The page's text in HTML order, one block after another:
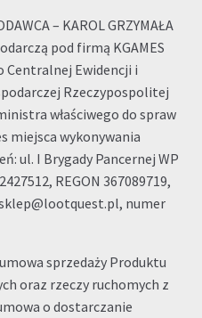
– KAROL GRZYMAŁA
pod firmą KGAMES
Centralnej Ewidencji i
Rzeczypospolitej
właściwego do spraw
miejsca wykonywania
ul. I Brygady Pancernej WP
REGON 367089719,
numer
umowa sprzedaży Produktu
oraz rzeczy ruchomych z
o dostarczanie